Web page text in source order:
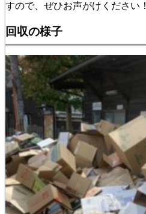
すので、ぜひお声がけください！
回収の様子